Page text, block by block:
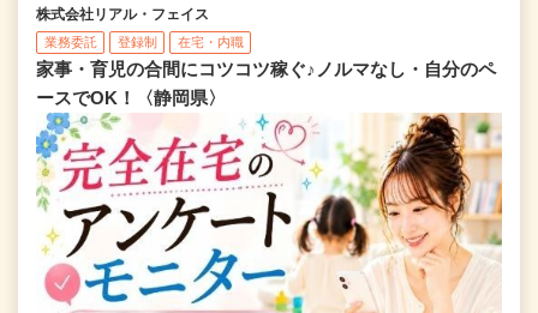
株式会社リアル・フェイス
業務委託 登録制 在宅・内職
家事・育児の合間にコツコツ稼ぐ♪ノルマなし・自分のペ
ースでOK！〈静岡県〉